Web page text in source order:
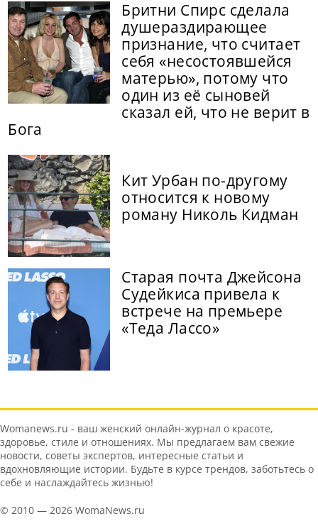
Бритни Спирс сделала
душераздирающее
признание, что считает
себя «несостоявшейся
матерью», потому что
один из её сыновей
сказал ей, что не верит в
Бога
Кит Урбан по-другому
относится к новому
роману Николь Кидман
Старая почта Джейсона
Судейкиса привела к
встрече на премьере
«Теда Лассо»
Womanews.ru - ваш женский онлайн-журнал о красоте,
здоровье, стиле и отношениях. Мы предлагаем вам свежие
новости, советы экспертов, интересные статьи и
вдохновляющие истории. Будьте в курсе трендов, заботьтесь о
себе и наслаждайтесь жизнью!
© 2010 — 2026 WomaNews.ru